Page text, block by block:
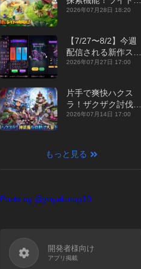
ジュアルMMORPG
征』【最新作PICKU
P】
2026年07月28日 18:20
【7/27〜8/2】今週
配信される新作スマ
ホゲームをまとめて
年】
2026年07月27日 17:00
片手で爽快ハクス
ラ！ザクザク討伐し
て神装備を集める放
【最新作PICKUP】
2026年07月14日 17:00
もっと見る
Posts by @yoyakutop10
開発者様向け
アプリ掲載